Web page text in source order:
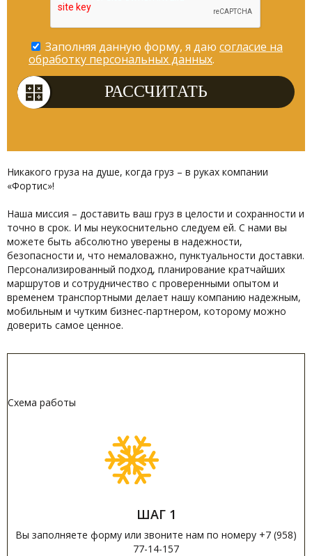
Заполняя данную форму, я даю согласие на
обработку персональных данных.
Никакого груза на душе, когда груз – в руках компании
«Фортис»!
Наша миссия – доставить ваш груз в целости и сохранности и
точно в срок. И мы неукоснительно следуем ей. С нами вы
можете быть абсолютно уверены в надежности,
безопасности и, что немаловажно, пунктуальности доставки.
Персонализированный подход, планирование кратчайших
маршрутов и сотрудничество с проверенными опытом и
временем транспортными делает нашу компанию надежным,
мобильным и чутким бизнес-партнером, которому можно
доверить самое ценное.
Схема работы
ШАГ 1
Вы заполняете форму или звоните нам по номеру +7 (958)
77-14-157